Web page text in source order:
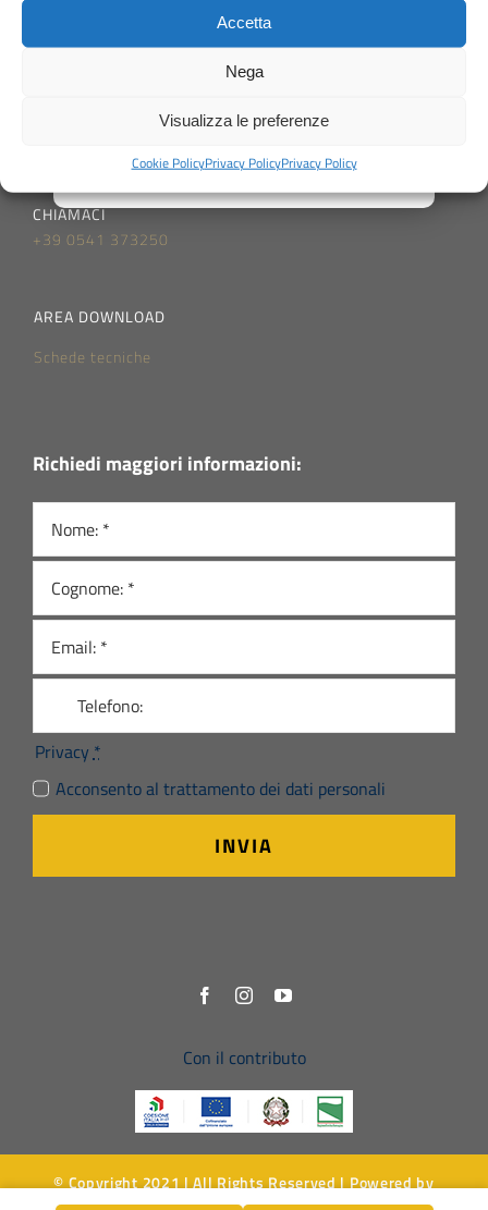
Accetta
Nega
Visualizza le preferenze
Cookie PolicyPrivacy PolicyPrivacy Policy
+39 0541 373250
office@staff1959.com
CHIAMACI
+39 0541 373250
AREA DOWNLOAD
Schede tecniche
Richiedi maggiori informazioni:
Privacy *
Acconsento al trattamento dei dati personali
INVIA
Con il contributo
© Copyright 2021 | All Rights Reserved | Powered by